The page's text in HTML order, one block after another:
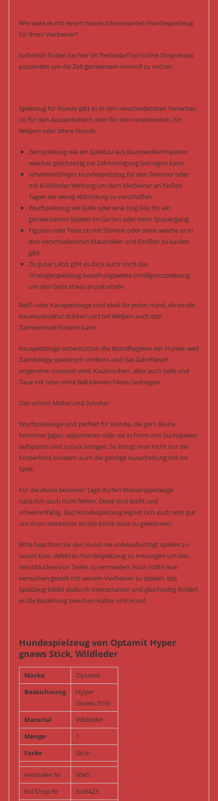
Wie wäre es mit einem neuen interessanten Hundespielzeug
für Ihren Vierbeiner?
Sicherlich finden Sie hier im Tierbedarf bvl online Shop etwas
passendes um die Zeit gemeinsam sinnvoll zu nutzen.
Spielzeug für Hunde gibt es in den verschiedensten Varianten,
ob für den Aussenbereich oder für den Innenbereich, für
Welpen oder ältere Hunde.
Zerrspielzeug wie ein Spieltau aus Baumwolle/Polyester
welches gleichzeitig zur Zahnreinigung beitragen kann
schwimmfähiges Hundespielzeug für den Sommer oder
mit kühlender Wirkung um dem Vierbeiner an heißen
Tagen ein wenig Abkühlung zu verschaffen
Wurfspielzeug wie Bälle oder eine Dog Disc für ein
gemeinsames Spielen im Garten oder beim Spaziergang
Figuren oder Tiere ob mit Stimme oder ohne welche es in
den verschiedensten Materialien und Größen zu kaufen
gibt
Zu guter Letzt gibt es da ja auch noch das
Strategiespielzeug beziehungsweise Intelligenzspielzeug
um den Geist etwas anzukurbeln
Beiß- oder Kauspielzeuge sind ideal für jeden Hund, da sie die
Kaumuskulatur stärken und bei Welpen auch den
Zahnwechsel fördern kann.
Kauspielzeuge unterstützen die Mundhygiene der Hunde, weil
Zahnbelege spielerisch entfernt und das Zahnfleisch
angenehm massiert wird. Kauknochen, aber auch Seile und
Taue mit oder ohne Ball können hierzu beitragen.
Das schont Möbel und Schuhe!
Wurfspielzeuge sind perfekt für Hunde, die gern Beute
hinterher jagen, apportieren oder sie in Form von Suchspielen
aufspüren und zurück bringen. So bringt man nicht nur die
körperliche sondern auch die geistige Ausarbeitung mit ins
Spiel.
Für die etwas besseren Tage dürfen Wasserspielzeuge
natürlich auch nicht fehlen. Diese sind leicht und
schwimmfähig. Das Hundespielzeug eignet sich auch sehr gut
um Ihren Vierbeiner an das kühle Nass zu gewöhnen.
Bitte beachten Sie den Hund nie unbeaufsichtigt spielen zu
lassen bzw. defektes Hundespielzeug zu entsorgen um das
Verschlucken von Teilen zu vermeiden. Auch sollte man
versuchen gezielt mit seinem Vierbeiner zu spielen, das
Spielzeug bleibt dadurch interessanter und gleichzeitig fördert
es die Beziehung zwischen Halter und Hund.
Hundespielzeug von Optamit Hyper
gnaws Stick, Wildleder
Marke
Optamit
Bezeichnung
Hyper
Gnaws Stick
Material
Wildleder
Menge
1
Farbe
Grün
Hersteller Nr
0045
bvl Shop Nr
bvl9423